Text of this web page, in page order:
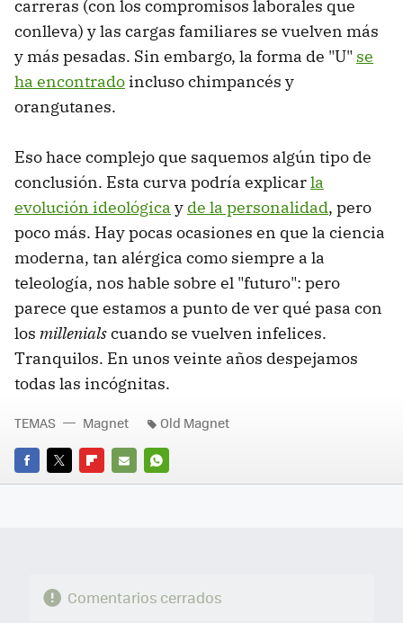
carreras (con los compromisos laborales que
conlleva) y las cargas familiares se vuelven más
y más pesadas. Sin embargo, la forma de "U" se
ha encontrado incluso chimpancés y
orangutanes.
Eso hace complejo que saquemos algún tipo de
conclusión. Esta curva podría explicarla
evolución ideológica y de la personalidad, pero
poco más. Hay pocas ocasiones en que la ciencia
moderna, tan alérgica como siempre a la
teleología, nos hable sobre el "futuro": pero
parece que estamos a punto de ver qué pasa con
los millenialscuando se vuelven infelices.
Tranquilos. En unos veinte años despejamos
todas las incógnitas.
FACEBOOK
TWITTERFLIPBOARD
E-
WHATSAPP
TEMAS Magnet Old Magnet
Comentarios cerrados